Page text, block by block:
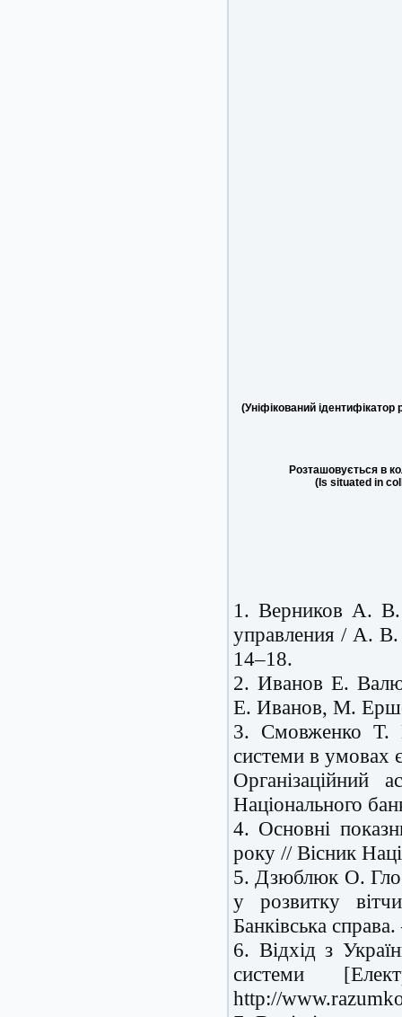
(Уніфікований ідентифікатор
Розташовується в
(Is situated in
1. Верников А. В.
управления / А.
14–18.
2. Иванов Е.
Е. Иванов, М.
3. Смовженко Т.
системи в умовах
Національного
4. Основні
року // Вісник
5. Дзюблюк О.
у розвитку
Банківська
6. Відхід з
системи
http://